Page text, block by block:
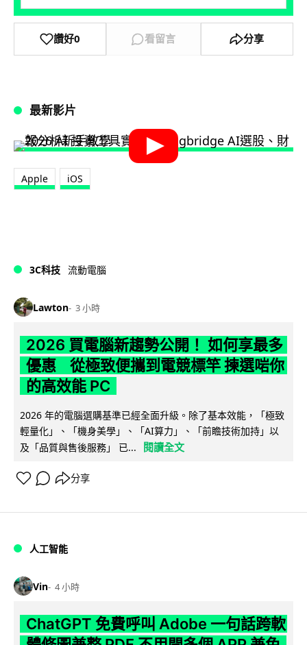
讚好0 看留言 分享
最新影片
Apple iOS
3C科技 流動電腦
Lawton 3 小時
2026 買電腦新趨勢公開！ 如何享最多
優惠 從極致便攜到電競標竿 揀選啱你
的高效能 PC
2026 年的電腦選購基準已經全面升級。除了基本效能，「極致
輕量化」、「機身美學」、「AI算力」、「前瞻技術加持」以
及「品質與售後服務」 已...
閱讀全文
分享
人工智能
Vin 4 小時
ChatGPT 免費呼叫 Adobe 一句話跨軟